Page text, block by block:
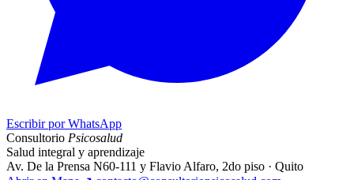
Escribir por WhatsApp
Consultorio Psicosalud
Salud integral y aprendizaje
Av. De la Prensa N60-111 y Flavio Alfaro, 2do piso · Quito